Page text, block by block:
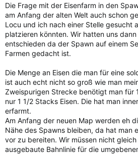
Die Frage mit der Eisenfarm in den
am Anfang der alten Welt auch schon
Locu und ich nach einer Stelle gesucht
platzieren könnten. Wir hatten uns
entschieden da der Spawn auf einem
Farmen gedacht ist.
Die Menge an Eisen die man für eine
ist auch echt nicht so groß wie man
Zweispurigen Strecke benötigt man für
nur 1 1/2 Stacks Eisen. Die hat man
erfarmt.
Am Anfang der neuen Map werden eh
Nähe des Spawns bleiben, da hat man
vor zu bereiten. Wir müssen nicht
ausgebaute Bahnlinie für die